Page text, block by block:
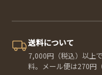
送料について
7,000円（税込）以上
料。メール便は270円（